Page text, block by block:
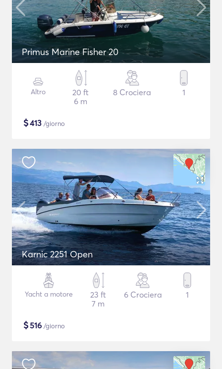
Primus Marine Fisher 20
Altro
20 ft
6 m
8 Crociera 1
$413 /giorno
Karnic 2251 Open
Yacht a motore
23 ft
7 m
6 Crociera 1
$516 /giorno